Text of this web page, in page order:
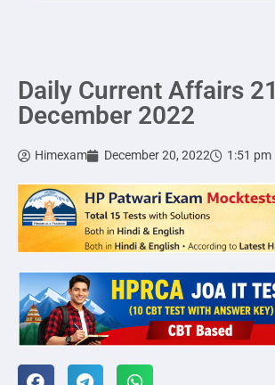
Daily Current Affairs 21
December 2022
Himexam December 20, 2022 1:51 pm